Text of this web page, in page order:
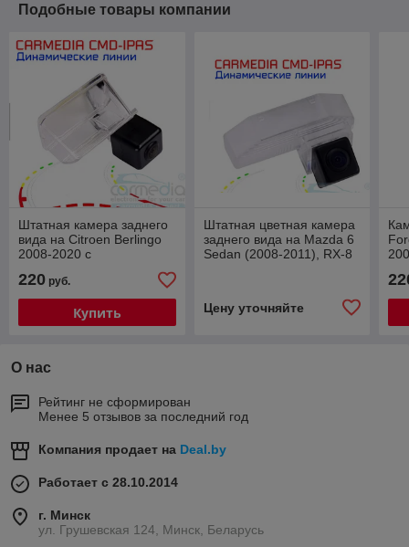
Подобные товары компании
Штатная камера заднего
вида на Citroen Berlingo
2008-2020 с
динамическими линиями
220 руб.
Купить
Штатная цветная камера
заднего вида на Mazda 6
Sedan (2008-2011), RX-8
Цену уточняйте
О нас
Рейтинг не сформирован
Менее 5 отзывов за последний год
Компания продает на Deal.by
Работает с 28.10.2014
г. Минск
ул. Грушевская 124, Минск, Беларусь